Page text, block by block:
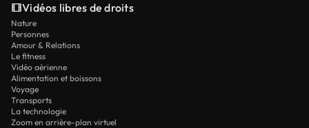
Vidéos libres de droits
Nature
Personnes
Amour & Relations
Le fitness
Vidéo aérienne
Alimentation et boissons
Voyage
Transports
La technologie
Zoom en arrière-plan virtuel